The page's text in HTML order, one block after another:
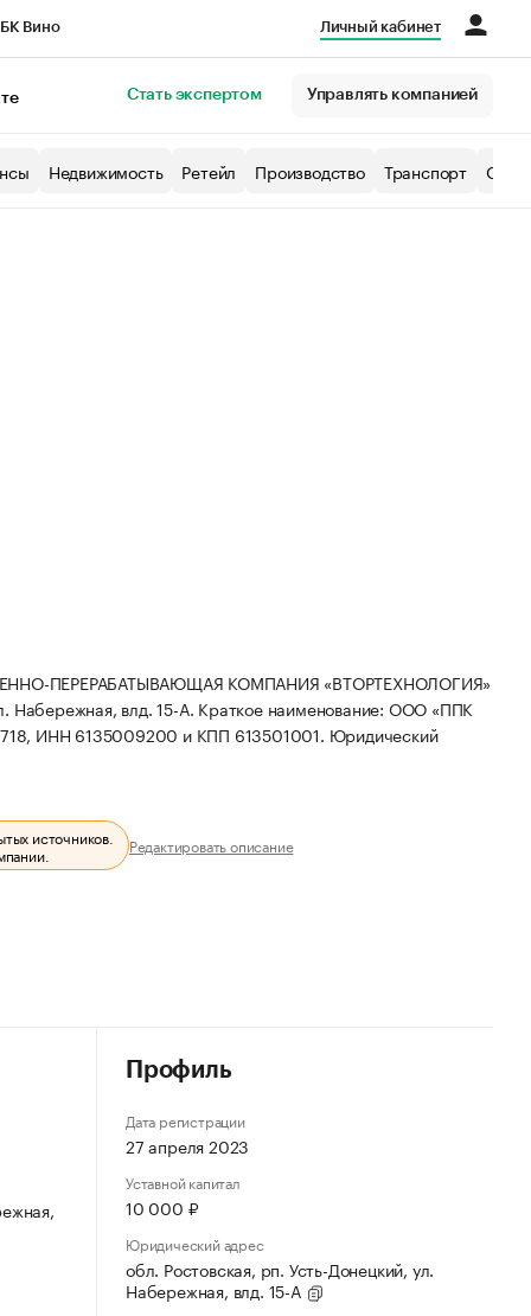
Вино Личный кабинет
Стать экспертом Управлять компанией
Недвижимость Ретейл Производство Транспорт
ПЕРЕРАБАТЫВАЮЩАЯ КОМПАНИЯ «ВТОРТЕХНОЛОГИЯ»
Набережная, влд. 15-А. Краткое наименование: ООО «ППК
ИНН 6135009200 и КПП 613501001. Юридический
источников. Редактировать описание
Профиль
Дата регистрации
27 апреля 2023
Уставной капитал
10 000 ₽
Юридический адрес
обл. Ростовская, рп. Усть-Донецкий, ул.
Набережная, влд. 15-А